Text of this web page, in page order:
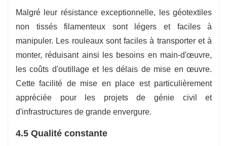
Malgré leur résistance exceptionnelle, les géotextiles
non tissés filamenteux sont légers et faciles à
manipuler. Les rouleaux sont faciles à transporter et à
monter, réduisant ainsi les besoins en main-d'œuvre,
les coûts d'outillage et les délais de mise en œuvre.
Cette facilité de mise en place est particulièrement
appréciée pour les projets de génie civil et
d'infrastructures de grande envergure.
4.5 Qualité constante